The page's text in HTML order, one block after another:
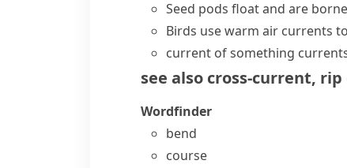
Seed pods float and are
Birds use warm air currents
current of something
see also cross-current, rip
Wordfinder
bend
course